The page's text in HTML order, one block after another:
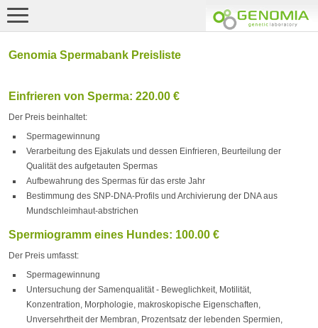
Genomia Spermabank Preisliste
Einfrieren von Sperma: 220.00 €
Der Preis beinhaltet:
Spermagewinnung
Verarbeitung des Ejakulats und dessen Einfrieren, Beurteilung der
Qualität des aufgetauten Spermas
Aufbewahrung des Spermas für das erste Jahr
Bestimmung des SNP-DNA-Profils und Archivierung der DNA aus
Mundschleimhaut-abstrichen
Spermiogramm eines Hundes: 100.00 €
Der Preis umfasst:
Spermagewinnung
Untersuchung der Samenqualität - Beweglichkeit, Motilität,
Konzentration, Morphologie, makroskopische Eigenschaften,
Unversehrtheit der Membran, Prozentsatz der lebenden Spermien,